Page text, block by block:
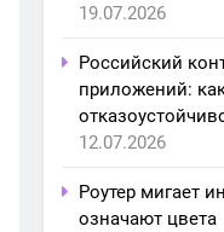
19.07.2026
Российский
приложений:
12.07.2026
Роутер мигает
означают цвета